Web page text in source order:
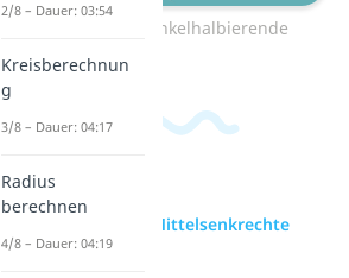
Zum Video: Winkelhalbierende
zur Videoseite: Mittelsenkrechte
Dreieck
2/8 – Dauer: 03:54
Kreisberechnun
g
3/8 – Dauer: 04:17
Radius
berechnen
4/8 – Dauer: 04:19